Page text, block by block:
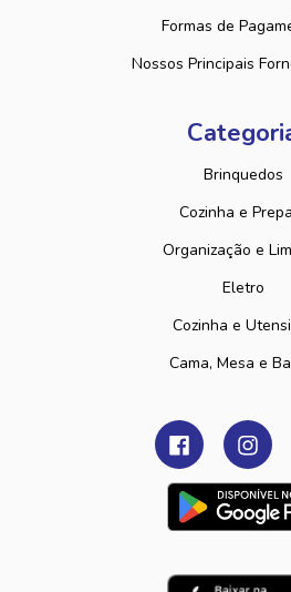
Formas de
Nossos Principais
Brinquedos
Cozinha e
Organização e
Eletro
Cozinha e
Cama, Mesa e